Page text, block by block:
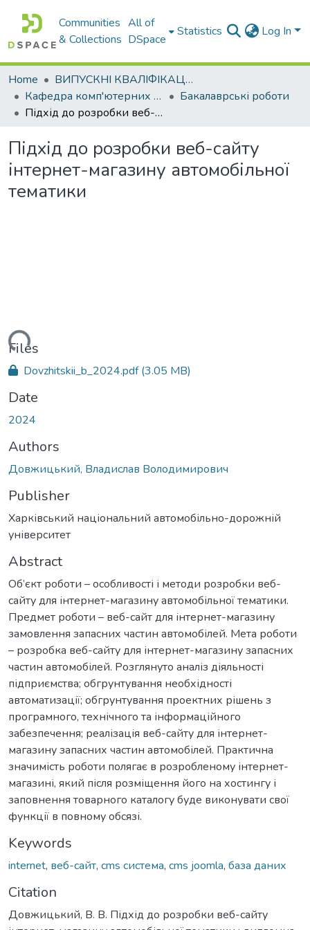
Communities
& Collections
All of
DSpace
Statistics Log In
Home
ВИПУСКНІ КВАЛІФІКАЦІЙНІ РОБОТИ
Кафедра комп'ютерних наук і інформаційних систем
Бакалаврські роботи
Підхід до розробки веб-сайту інтернет-магазину автомобільної тематики
Підхід до розробки веб-сайту
інтернет-магазину автомобільної
тематики
Files
Dovzhitskii_b_2024.pdf(3.05 MB)
Date
2024
Authors
Довжицький, Владислав Володимирович
Publisher
Харківський національний автомобільно-дорожній
університет
Abstract
Об’єкт роботи – особливості і методи розробки веб-
сайту для інтернет-магазину автомобільної тематики.
Предмет роботи – веб-сайт для інтернет-магазину
замовлення запасних частин автомобілей. Мета роботи
– розробка веб-сайту для інтернет-магазину запасних
частин автомобілей. Розглянуто аналіз діяльності
підприємства; обгрунтування необхідності
автоматизації; обгрунтування проектних рішень з
програмного, технічного та інформаційного
забезпечення; реалізація веб-сайту для інтернет-
магазину запасних частин автомобілей. Практична
значимість роботи полягає в розробленому інтернет-
магазині, який після розміщення його на хостингу і
заповнення товарного каталогу буде виконувати свої
функції в повному обсязі.
Keywords
internet, веб-сайт, cms система, cms joomla, база даних
Citation
Довжицький, В. В. Підхід до розробки веб-сайту